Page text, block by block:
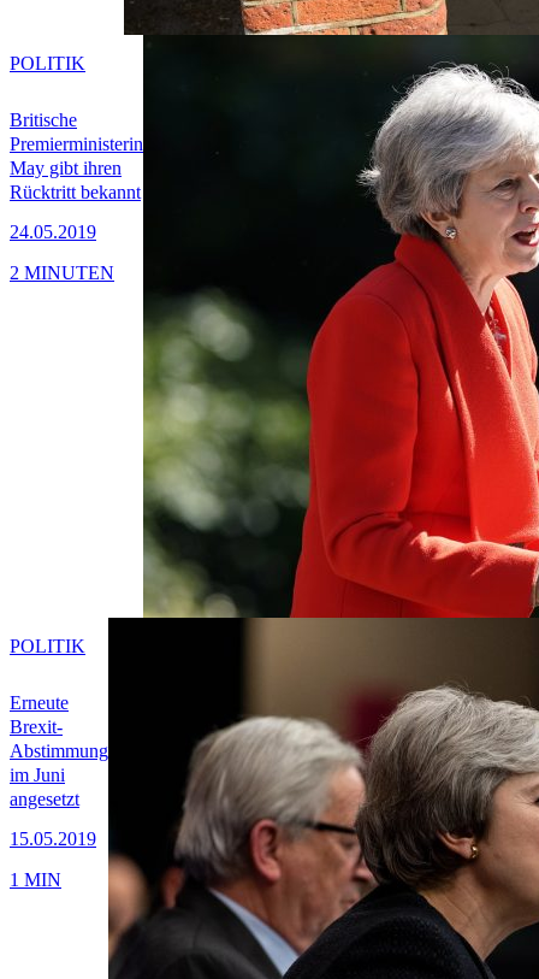
Britische
Premierministerin
May gibt ihren
Rücktritt bekannt
24.05.2019
POLITIK
2 MINUTEN
Erneute
Brexit-
Abstimmung
im Juni
angesetzt
15.05.2019
POLITIK
1 MIN